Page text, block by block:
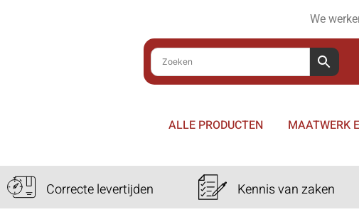
We
ALLE PRODUCTEN MAATWERK
Correcte levertijden Kennis van zaken